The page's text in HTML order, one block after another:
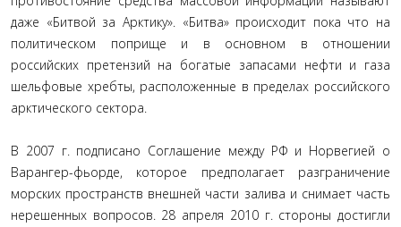
даже «Битвой за Арктику». «Битва» происходит пока что на
политическом поприще и в основном в отношении
российских претензий на богатые запасами нефти и газа
шельфовые хребты, расположенные в пределах российского
арктического сектора.
В 2007 г. подписано Соглашение между РФ и Норвегией о
Варангер-фьорде, которое предполагает разграничение
морских пространств внешней части залива и снимает часть
нерешенных вопросов. 28 апреля 2010 г. стороны достигли